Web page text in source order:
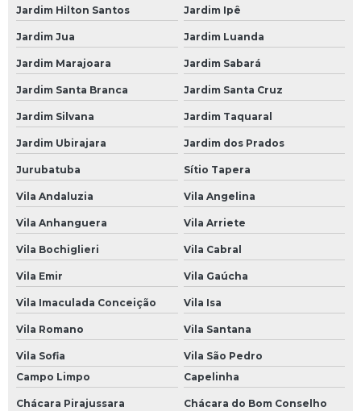
Bateria Moura para Carro
Bateria para Carro
Bateria para Carro 60
Bateria para Carro 60 Amperes
Bateria para Carro Heliar
Borracharias 24 Horas
Borracharia 24 Horas
Borracharia 24 Horas em São Paulo
Borracharia 24 Horas em SP
Borracharia 24 Horas na Avenida do Estado
Borracharia 24 Horas na Paulista
Borracharia 24 Horas na Zona Leste
Borracharia 24 Horas na Zona Norte
Borracharia 24 Horas na Zona Oeste
Borracharia 24 Horas na Zona Sul
Jardim Hilton Santos Jardim Ipê
Jardim Jua Jardim Luanda
Jardim Marajoara Jardim Sabará
Jardim Santa Branca Jardim Santa Cruz
Jardim Silvana Jardim Taquaral
Jardim Ubirajara Jardim dos Prados
Jurubatuba Sítio Tapera
Vila Andaluzia Vila Angelina
Vila Anhanguera Vila Arriete
Vila Bochiglieri Vila Cabral
Vila Emir Vila Gaúcha
Vila Imaculada Conceição Vila Isa
Vila Romano Vila Santana
Vila Sofia
Vila São Pedro
Campo Limpo
Capelinha
Chácara Pirajussara Chácara do Bom Conselho